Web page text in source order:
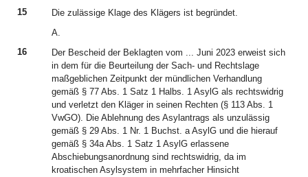
15
Die zulässige Klage des Klägers ist begründet.
A.
16
Der Bescheid der Beklagten vom ... Juni 2023 erweist sich
in dem für die Beurteilung der Sach- und Rechtslage
maßgeblichen Zeitpunkt der mündlichen Verhandlung
gemäß § 77 Abs. 1 Satz 1 Halbs. 1 AsylG als rechtswidrig
und verletzt den Kläger in seinen Rechten (§ 113 Abs. 1
VwGO). Die Ablehnung des Asylantrags als unzulässig
gemäß § 29 Abs. 1 Nr. 1 Buchst. a AsylG und die hierauf
gemäß § 34a Abs. 1 Satz 1 AsylG erlassene
Abschiebungsanordnung sind rechtswidrig, da im
kroatischen Asylsystem in mehrfacher Hinsicht